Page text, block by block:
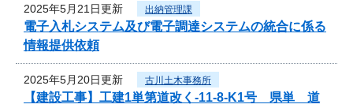
2025年5月21日更新 出納管理課
電子入札システム及び電子調達システムの統合に係る
情報提供依頼
2025年5月20日更新 古川土木事務所
【建設工事】工建1単第道改く-11-8-K1号 県単 道